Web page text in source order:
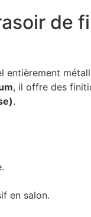
de
entièrement
, il offre des
.
en salon.